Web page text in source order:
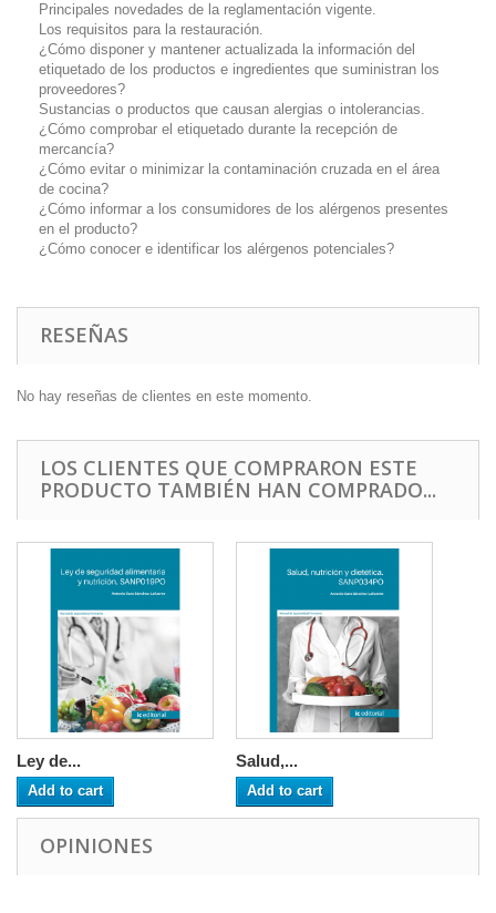
Principales novedades de la reglamentación vigente.
Los requisitos para la restauración.
¿Cómo disponer y mantener actualizada la información del
etiquetado de los productos e ingredientes que suministran los
proveedores?
Sustancias o productos que causan alergias o intolerancias.
¿Cómo comprobar el etiquetado durante la recepción de
mercancía?
¿Cómo evitar o minimizar la contaminación cruzada en el área
de cocina?
¿Cómo informar a los consumidores de los alérgenos presentes
en el producto?
¿Cómo conocer e identificar los alérgenos potenciales?
RESEÑAS
No hay reseñas de clientes en este momento.
LOS CLIENTES QUE COMPRARON ESTE
PRODUCTO TAMBIÉN HAN COMPRADO...
Ley de...
Add to cart
Salud,...
Add to cart
OPINIONES